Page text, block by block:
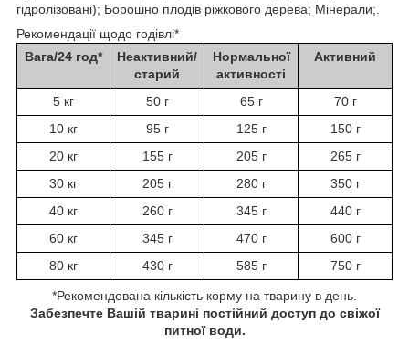
гідролізовані); Борошно плодів ріжкового дерева; Мінерали;.
Рекомендації щодо годівлі*
Вага/24 год*
Неактивний/
старий
Нормальної
активності
Активний
5 кг 50 г 65 г
70 г
10 кг
95 г 125 г
150 г
20 кг
155 г 205 г
265 г
30 кг
205 г 280 г
350 г
40 кг
260 г 345 г
440 г
60 кг
345 г 470 г
600 г
80 кг
430 г 585 г 750 г
*Рекомендована кількість корму на тварину в день.
Забезпечте Вашій тварині постійний доступ до свіжої
питної води.